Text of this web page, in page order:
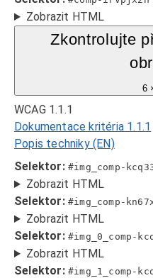
Zobrazit HTML
Zkontrolujte
6
WCAG 1.1.1
Dokumentace kritéria 1.1.1
Popis techniky (EN)
Selektor: #img_comp-
Zobrazit HTML
Selektor: #img_comp-
Zobrazit HTML
Selektor: #img_0_comp-
Zobrazit HTML
Selektor: #img_1_comp-